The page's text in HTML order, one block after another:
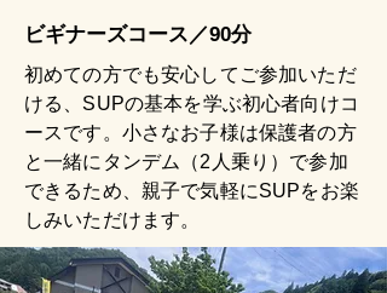
​ビギナーズコース／90分
初めての方でも安心してご参加いただ
ける、SUPの基本を学ぶ初心者向けコ
ースです。小さなお子様は保護者の方
と一緒にタンデム（2人乗り）で参加
できるため、親子で気軽にSUPをお楽
しみいただけます。